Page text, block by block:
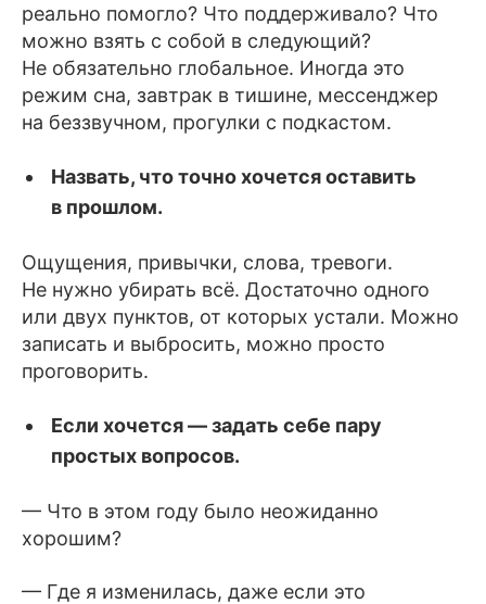
реально помогло? Что поддерживало? Что
можно взять с собой в следующий?
Не обязательно глобальное. Иногда это
режим сна, завтрак в тишине, мессенджер
на беззвучном, прогулки с подкастом.
Назвать, что точно хочется оставить
в прошлом.
Ощущения, привычки, слова, тревоги.
Не нужно убирать всё. Достаточно одного
или двух пунктов, от которых устали. Можно
записать и выбросить, можно просто
проговорить.
Если хочется — задать себе пару
простых вопросов.
— Что в этом году было неожиданно
хорошим?
— Где я изменилась, даже если это